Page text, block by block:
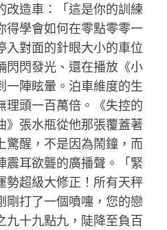
改造車：「這是你的訓練
得學會如何在零點零零一
入對面的針眼大小的車位
閃閃發光、還在播放《小
一陣眩暈。泊車維度的生
理頭一百萬倍。《失控的
》張水瓶從他那張覆蓋著
驚醒，不是因為鬧鐘，而
震耳欲聾的廣播聲。「緊
勢超級大修正！所有天秤
剛打了一個噴嚏，您的戀
九十九點九，陡降至負百